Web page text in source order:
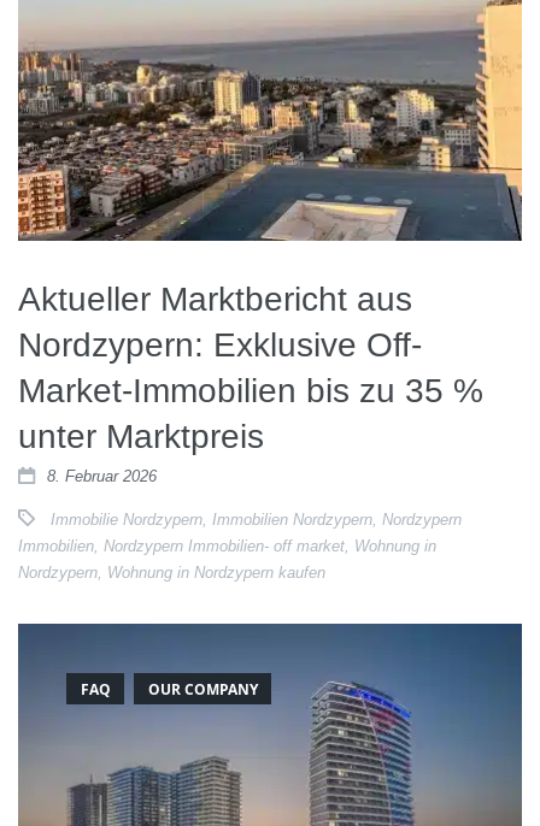
Aktueller Marktbericht aus
Nordzypern: Exklusive Off-
Market-Immobilien bis zu 35 %
unter Marktpreis
8. Februar 2026
Immobilie Nordzypern, Immobilien Nordzypern, Nordzypern
Immobilien, Nordzypern Immobilien- off market, Wohnung in
Nordzypern, Wohnung in Nordzypern kaufen
FAQ OUR COMPANY